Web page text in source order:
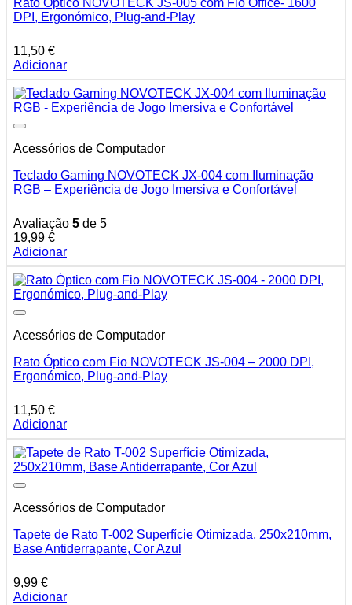
Rato Óptico NOVOTECK JS-005 com Fio Office- 1600
DPI, Ergonómico, Plug-and-Play
11,50 €
Adicionar
Acessórios de Computador
Teclado Gaming NOVOTECK JX-004 com Iluminação
RGB – Experiência de Jogo Imersiva e Confortável
Avaliação 5 de 5
19,99 €
Adicionar
Acessórios de Computador
Rato Óptico com Fio NOVOTECK JS-004 – 2000 DPI,
Ergonómico, Plug-and-Play
11,50 €
Adicionar
Acessórios de Computador
Tapete de Rato T-002 Superfície Otimizada, 250x210mm,
Base Antiderrapante, Cor Azul
9,99 €
Adicionar